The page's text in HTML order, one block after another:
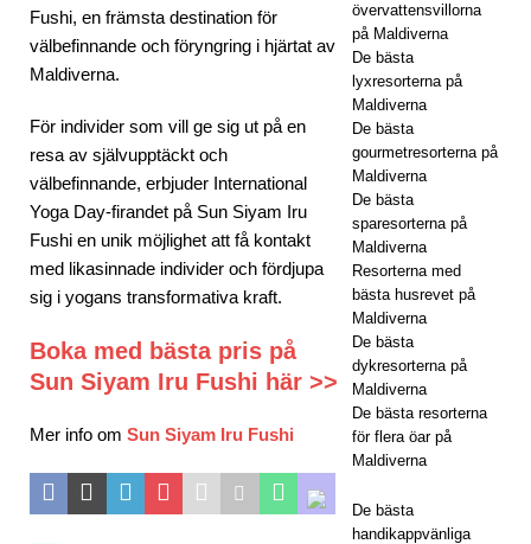
Frid
erbj
nde
på
wa
Ihur
Fushi, en främsta destination för
välbefinnande och föryngring i hjärtat av
Maldiverna.
För individer som vill ge sig ut på en
resa av självupptäckt och
välbefinnande, erbjuder International
Yoga Day-firandet på Sun Siyam Iru
Fushi en unik möjlighet att få kontakt
med likasinnade individer och fördjupa
sig i yogans transformativa kraft.
Boka med bästa pris på
Sun Siyam Iru Fushi här >>
Mer info om Sun Siyam Iru Fushi
övervattensvillorna
på Maldiverna
De bästa
lyxresorterna på
Maldiverna
De bästa
gourmetresorterna på
Maldiverna
De bästa
sparesorterna på
Maldiverna
Resorterna med
bästa husrevet på
Maldiverna
De bästa
dykresorterna på
Maldiverna
De bästa resorterna
för flera öar på
Maldiverna
De bästa
handikappvänliga